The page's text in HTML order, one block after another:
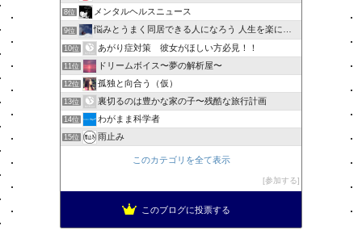
8位 メンタルヘルスニュース
9位 悩みとうまく同居できる人になろう 人生を楽に生きる簡単な…
10位 あがり症対策 彼女がほしい方必見！！
11位 ドリームボイス〜夢の解析屋〜
12位 孤独と向合う（仮）
13位 裏切るのは豊かな家の子〜残酷な旅行計画
14位 わがまま科学者
15位 雨止み
このカテゴリを全て表示
参加する
このブログに投票する